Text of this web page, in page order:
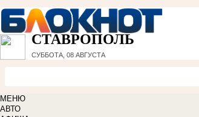
СТАВРОПОЛЬ
СУББОТА, 08 АВГУСТА
МЕНЮ
АВТО